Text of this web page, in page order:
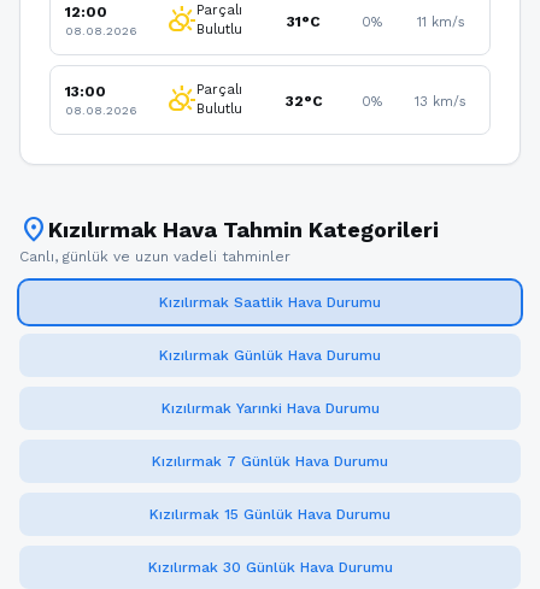
12:00
08.08.2026 partly_cloudy_dayParçalı
Bulutlu
31°C 0% 11 km/s
13:00
08.08.2026 partly_cloudy_dayParçalı
Bulutlu
32°C 0% 13 km/s
location_on Kızılırmak Hava Tahmin Kategorileri
Canlı, günlük ve uzun vadeli tahminler
Kızılırmak Saatlik Hava Durumu
Kızılırmak Günlük Hava Durumu
Kızılırmak Yarınki Hava Durumu
Kızılırmak 7 Günlük Hava Durumu
Kızılırmak 15 Günlük Hava Durumu
Kızılırmak 30 Günlük Hava Durumu